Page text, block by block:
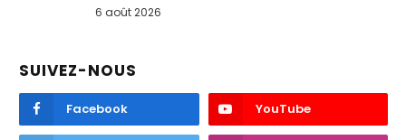
6 août 2026
SUIVEZ-NOUS
Facebook YouTube